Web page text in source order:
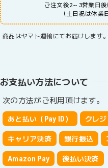
ご注文後2～3営業日
（土日祝は休業
商品はヤマト運輸にてお届けします。
お支払い方法について
次の方法がご利用頂けます。
あと払い（Pay ID） クレ
キャリア決済 銀行振込
Amazon Pay 後払い決済